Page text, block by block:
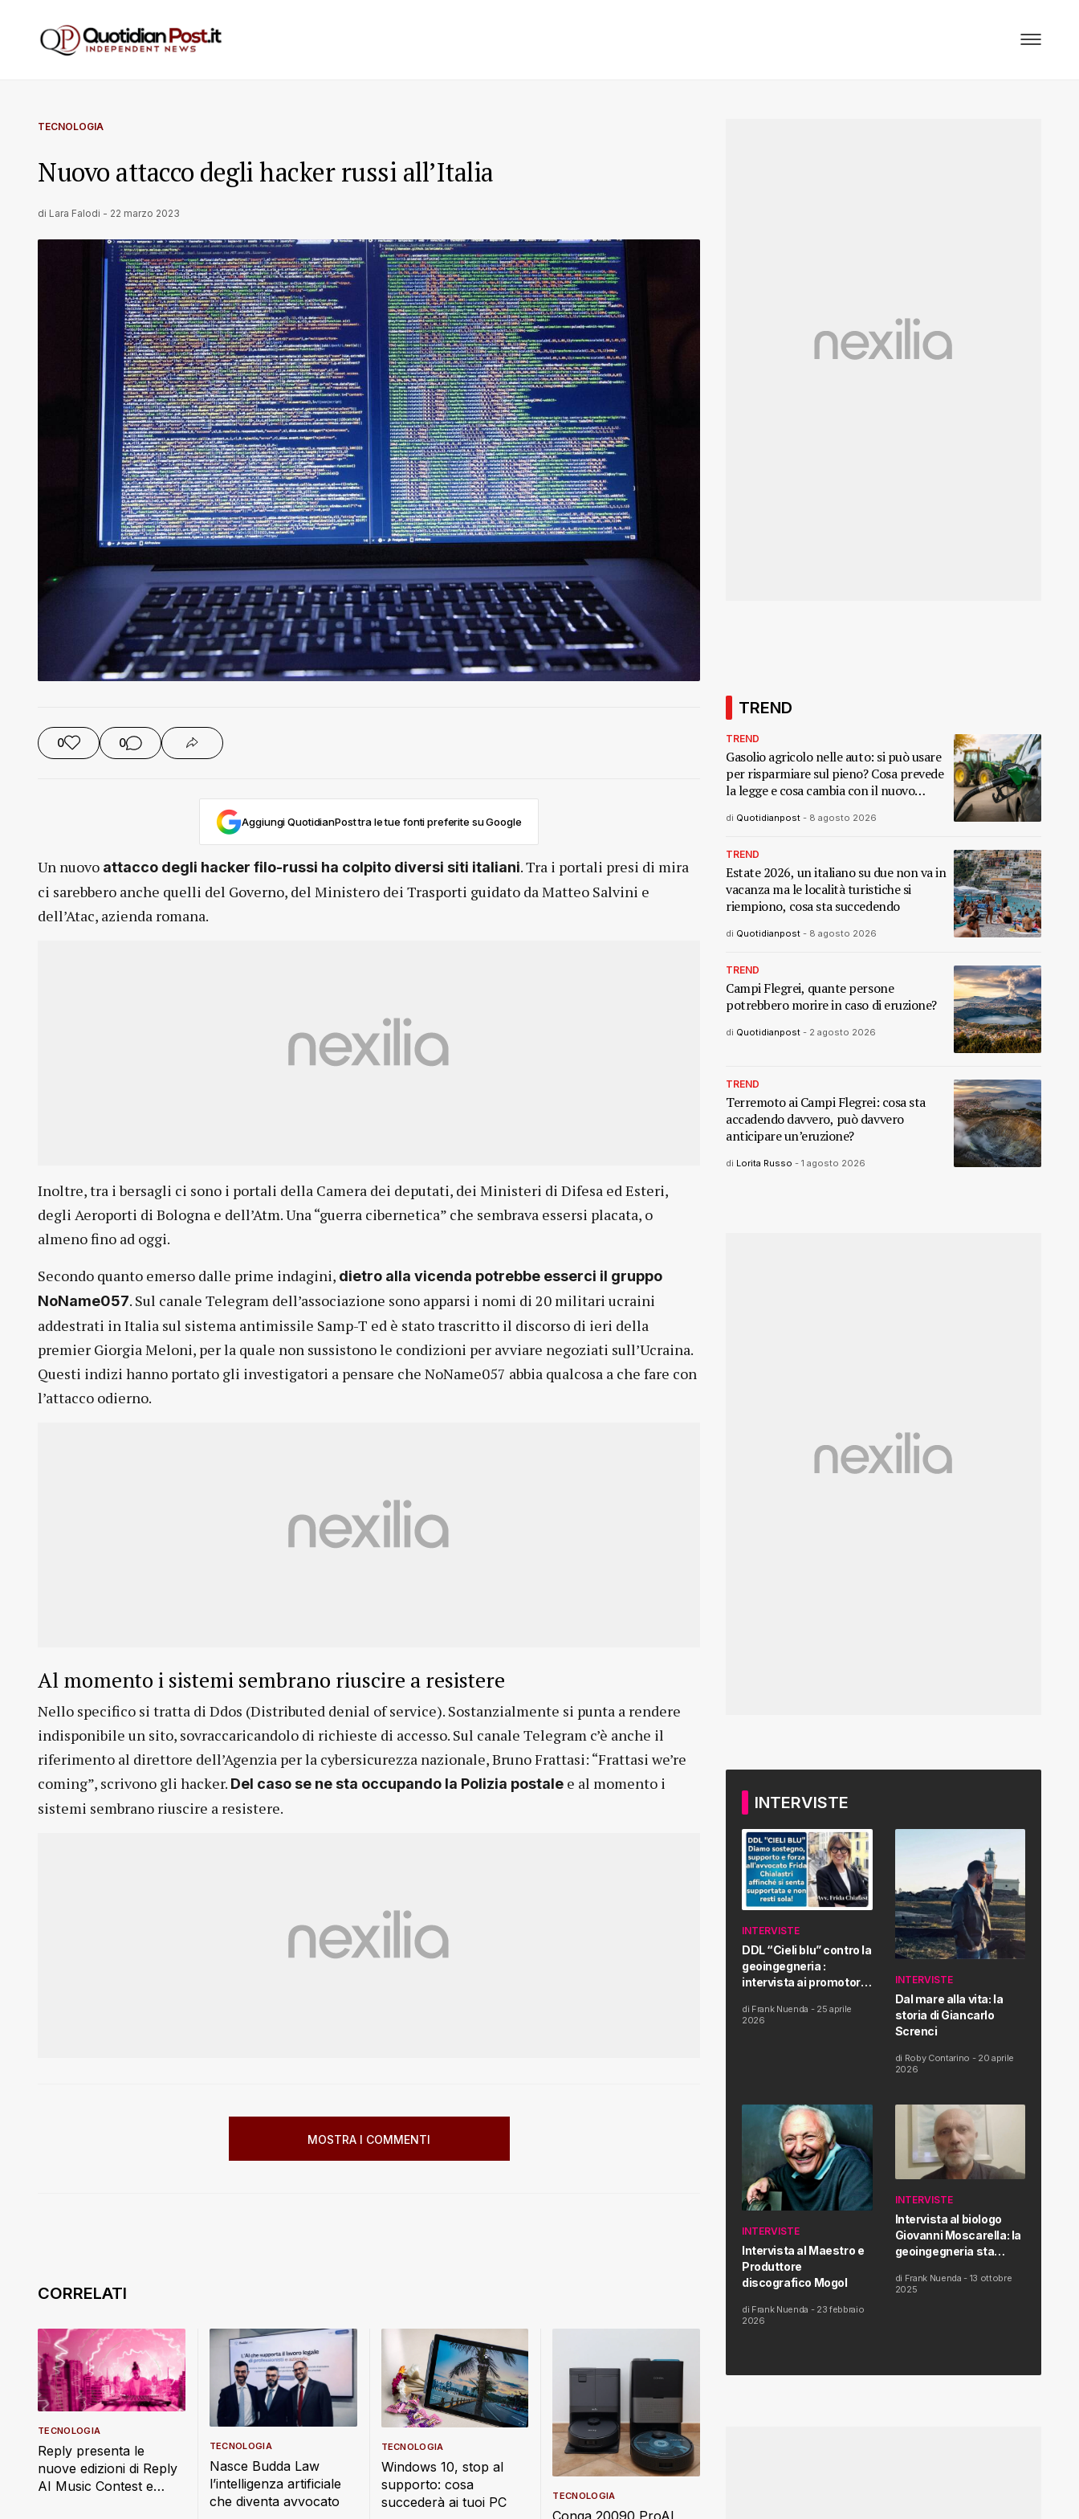
TECNOLOGIA
Nuovo attacco degli hacker russi all’Italia
di Lara Falodi - 22 marzo 2023
0 0
Aggiungi QuotidianPost tra le tue fonti preferite su Google
Un nuovo attacco degli hacker filo-russi ha colpito diversi siti italiani. Tra i portali presi di mira
ci sarebbero anche quelli del Governo, del Ministero dei Trasporti guidato da Matteo Salvini e
dell’Atac, azienda romana.
Inoltre, tra i bersagli ci sono i portali della Camera dei deputati, dei Ministeri di Difesa ed Esteri,
degli Aeroporti di Bologna e dell’Atm. Una “guerra cibernetica” che sembrava essersi placata, o
almeno fino ad oggi.
Secondo quanto emerso dalle prime indagini, dietro alla vicenda potrebbe esserci il gruppo
NoName057. Sul canale Telegram dell’associazione sono apparsi i nomi di 20 militari ucraini
addestrati in Italia sul sistema antimissile Samp-T ed è stato trascritto il discorso di ieri della
premier Giorgia Meloni, per la quale non sussistono le condizioni per avviare negoziati sull’Ucraina.
Questi indizi hanno portato gli investigatori a pensare che NoName057 abbia qualcosa a che fare con
l’attacco odierno.
Al momento i sistemi sembrano riuscire a resistere
Nello specifico si tratta di Ddos (Distributed denial of service). Sostanzialmente si punta a rendere
indisponibile un sito, sovraccaricandolo di richieste di accesso. Sul canale Telegram c’è anche il
riferimento al direttore dell’Agenzia per la cybersicurezza nazionale, Bruno Frattasi: “Frattasi we’re
coming”, scrivono gli hacker. Del caso se ne sta occupando la Polizia postale e al momento i
sistemi sembrano riuscire a resistere.
MOSTRA I COMMENTI
Reply presenta le
nuove edizioni di Reply
AI Music Contest e
TECNOLOGIA
Nasce Budda Law
l’intelligenza artificiale
che diventa avvocato
TECNOLOGIA
Windows 10, stop al
supporto: cosa
succederà ai tuoi PC
TECNOLOGIA
Conga 20090 ProAI
TECNOLOGIA
TREND
TREND
Gasolio agricolo nelle auto: si può usare
per risparmiare sul pieno? Cosa prevede
la legge e cosa cambia con il nuovo
di Quotidianpost - 8 agosto 2026
TREND
Estate 2026, un italiano su due non va in
vacanza ma le località turistiche si
riempiono, cosa sta succedendo
di Quotidianpost - 8 agosto 2026
TREND
Campi Flegrei, quante persone
potrebbero morire in caso di eruzione?
di Quotidianpost - 2 agosto 2026
TREND
Terremoto ai Campi Flegrei: cosa sta
accadendo davvero, può davvero
anticipare un’eruzione?
di Lorita Russo - 1 agosto 2026
INTERVISTE
INTERVISTE
DDL “Cieli blu” contro la
geoingegneria :
intervista ai promotori
Proposta di Legge
di Frank Nuenda - 25 aprile
2026
INTERVISTE
Dal mare alla vita: la
storia di Giancarlo
Screnci
di Roby Contarino - 20 aprile
2026
INTERVISTE
Intervista al Maestro e
Produttore
discografico Mogol
di Frank Nuenda - 23 febbraio
2026
INTERVISTE
Intervista al biologo
Giovanni Moscarella: la
geoingegneria sta
salute dell’uomo
di Frank Nuenda - 13 ottobre
2025